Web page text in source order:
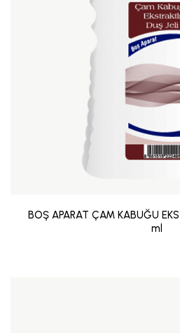
BOŞ APARAT ÇAM KABUĞU
ml